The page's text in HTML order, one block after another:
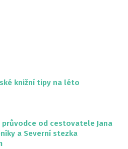
knižní tipy na léto
průvodce od cestovatele Jana
a Severní stezka